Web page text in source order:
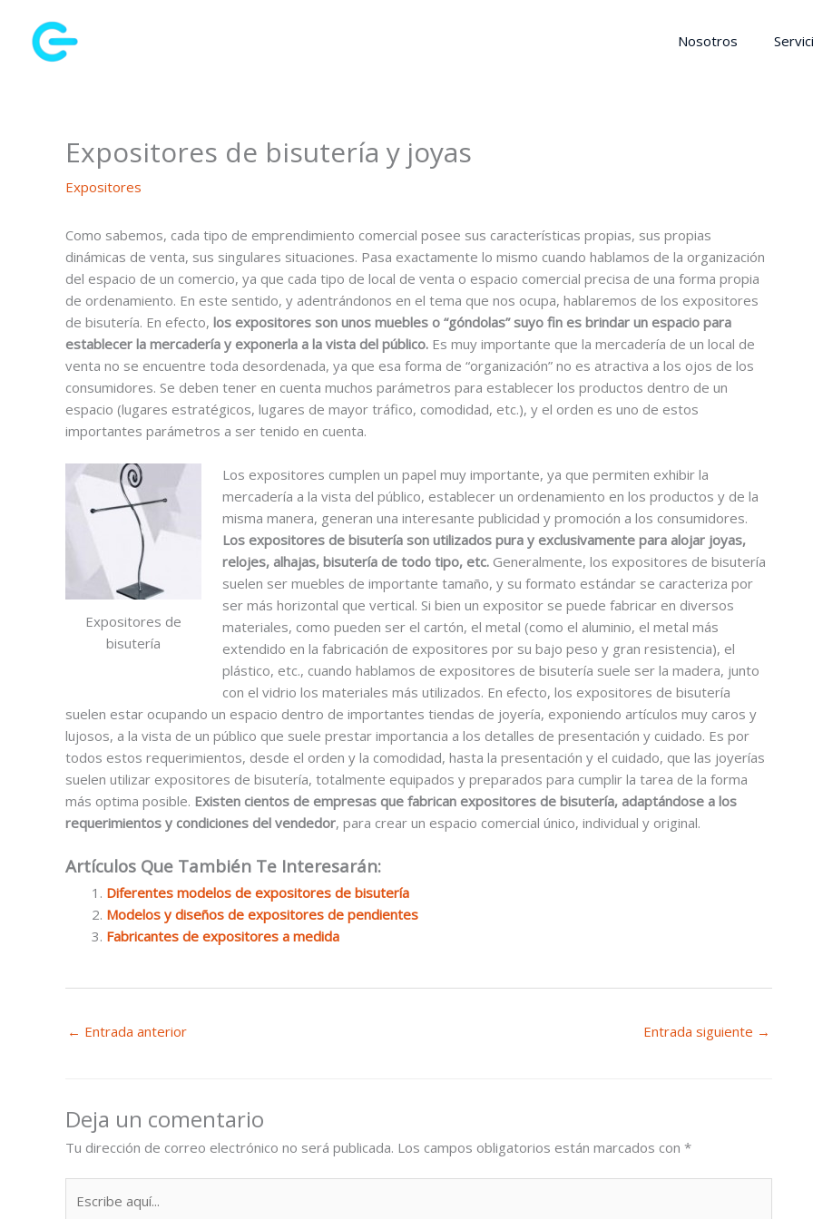
contenido
Nosotros
Expositores de bisutería y joyas
Expositores
Como sabemos, cada tipo de emprendimiento comercial posee sus características propias, sus propias
dinámicas de venta, sus singulares situaciones. Pasa exactamente lo mismo cuando hablamos de la organización
del espacio de un comercio, ya que cada tipo de local de venta o espacio comercial precisa de una forma propia
de ordenamiento. En este sentido, y adentrándonos en el tema que nos ocupa, hablaremos de los expositores
de bisutería. En efecto, los expositores son unos muebles o “góndolas” suyo fin es brindar un espacio para
establecer la mercadería y exponerla a la vista del público. Es muy importante que la mercadería de un local de
venta no se encuentre toda desordenada, ya que esa forma de “organización” no es atractiva a los ojos de los
consumidores. Se deben tener en cuenta muchos parámetros para establecer los productos dentro de un
espacio (lugares estratégicos, lugares de mayor tráfico, comodidad, etc.), y el orden es uno de estos
importantes parámetros a ser tenido en cuenta.
Expositores de
bisutería
Los expositores cumplen un papel muy importante, ya que permiten exhibir la
mercadería a la vista del público, establecer un ordenamiento en los productos y de la
misma manera, generan una interesante publicidad y promoción a los consumidores.
Los expositores de bisutería son utilizados pura y exclusivamente para alojar joyas,
relojes, alhajas, bisutería de todo tipo, etc.Generalmente, los expositores de bisutería
suelen ser muebles de importante tamaño, y su formato estándar se caracteriza por
ser más horizontal que vertical. Si bien un expositor se puede fabricar en diversos
materiales, como pueden ser el cartón, el metal (como el aluminio, el metal más
extendido en la fabricación de expositores por su bajo peso y gran resistencia), el
plástico, etc., cuando hablamos de expositores de bisutería suele ser la madera, junto
con el vidrio los materiales más utilizados. En efecto, los expositores de bisutería
suelen estar ocupando un espacio dentro de importantes tiendas de joyería, exponiendo artículos muy caros y
lujosos, a la vista de un público que suele prestar importancia a los detalles de presentación y cuidado. Es por
todos estos requerimientos, desde el orden y la comodidad, hasta la presentación y el cuidado, que las joyerías
suelen utilizar expositores de bisutería, totalmente equipados y preparados para cumplir la tarea de la forma
más optima posible. Existen cientos de empresas que fabrican expositores de bisutería, adaptándose a los
requerimientos y condiciones del vendedor, para crear un espacio comercial único, individual y original.
Artículos Que También Te Interesarán:
Diferentes modelos de expositores de bisutería
Modelos y diseños de expositores de pendientes
Fabricantes de expositores a medida
← Entrada anterior Entrada siguiente →
Deja un comentario
Tu dirección de correo electrónico no será publicada. Los campos obligatorios están marcados con *
aquí...